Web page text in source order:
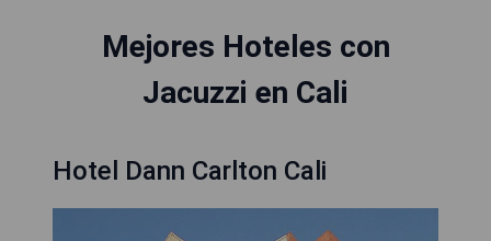
Mejores Hoteles con
Jacuzzi en Cali
Hotel Dann Carlton Cali